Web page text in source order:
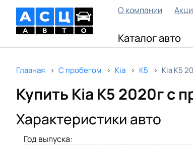
О компании
Каталог авто
Главная С пробегом Kia K5 Kia K5
Купить Kia K5 2020г с
Характеристики авто
Год выпуска: